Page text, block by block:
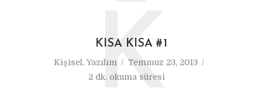
KISA KISA #1
Kişisel , Yazılım
Temmuz 23, 2013
2 dk. okuma süresi
K